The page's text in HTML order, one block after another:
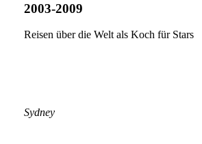
2003-2009
Reisen über die Welt als Koch für Stars
Sydney